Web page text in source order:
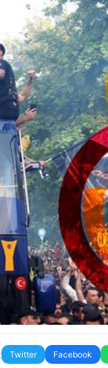
Twitter Facebook